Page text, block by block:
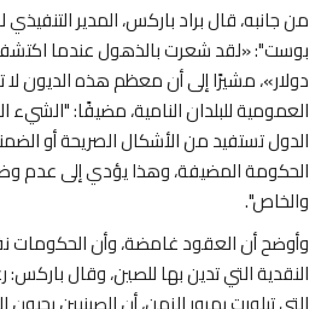
دولار»، مشيرًا إلى أن معظم هذه الديون لا
العمومية للبلدان النامية، مضيفًا:
الدول تستفيد من الأشكال الصريحة أو
الحكومة المضيفة، وهذا يؤدي إلى عدم
والخاص".
وأوضح أن العقود غامضة، وأن الحكومات
النقدية التي تدين بها للصين، وقال باركس: